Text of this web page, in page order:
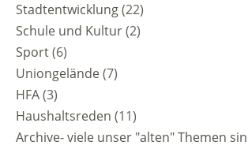
Stadtentwicklung(22)
Schule und Kultur(2)
Sport(6)
Uniongelände(7)
HFA(3)
Haushaltsreden (11)
Archive- viele unser "alten" Themen